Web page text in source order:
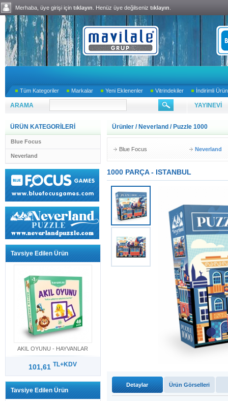
Merhaba, üye girişi için tıklayın . Henüz üye değilseniz tıklayın
Tüm Kategoriler Markalar Yeni Eklenenler Vitrindekiler İndirimli
ARAMA YAYINEVİ
ÜRÜN KATEGORİLERİ
Blue Focus
Neverland
Tavsiye Edilen Ürün
AKIL OYUNU - HAYVANLAR
101,61 TL+KDV
Tavsiye Edilen Ürün
Ürünler / Neverland / Puzzle 1000
Blue Focus Neverland
1000 PARÇA - ISTANBUL
Detaylar Ürün Görselleri